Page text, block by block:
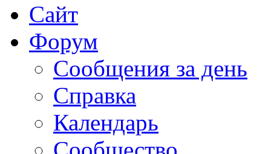
Сайт
Форум
Сообщения за день
Справка
Календарь